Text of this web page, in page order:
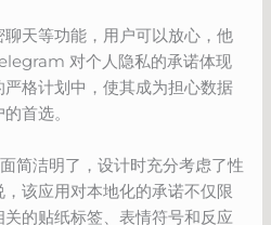
天等功能，用户可以放心，他
对个人隐私的承诺体现
格计划中，使其成为担心数据
首选。
简洁明了，设计时充分考虑了性
该应用对本地化的承诺不仅限
的贴纸标签、表情符号和反应